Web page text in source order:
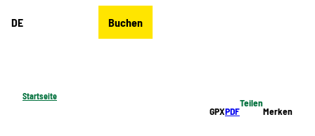
DE Buchen
Startseite
GPXPDF
Teilen
Merken